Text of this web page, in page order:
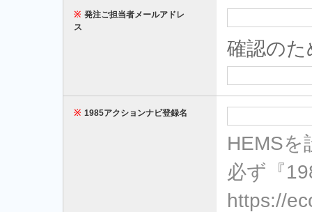
※ 発注ご担当者メールアドレ
ス
確認の
※ 1985アクションナビ登録名
HEMSを
必ず『
https://